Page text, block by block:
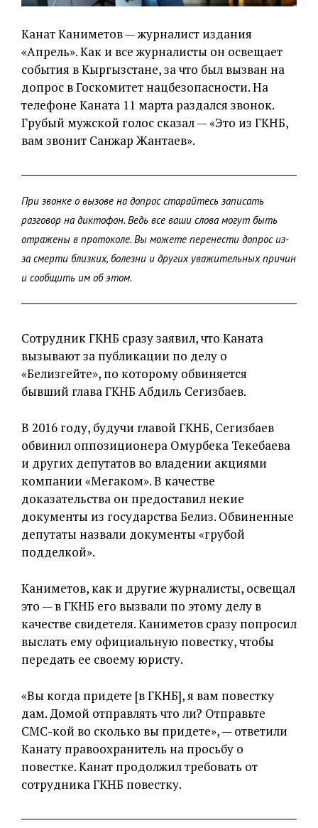
Канат Каниметов — журналист издания
«Апрель». Как и все журналисты он освещает
события в Кыргызстане, за что был вызван на
допрос в Госкомитет нацбезопасности. На
телефоне Каната 11 марта раздался звонок.
Грубый мужской голос сказал — «Это из ГКНБ,
вам звонит Санжар Жантаев».
При звонке о вызове на допрос старайтесь записать
разговор на диктофон. Ведь все ваши слова могут быть
отражены в протоколе. Вы можете перенести допрос из-
за смерти близких, болезни и других уважительных причин
и сообщить им об этом.
Сотрудник ГКНБ сразу заявил, что Каната
вызывают за публикации по делу о
«Белизгейте», по которому обвиняется
бывший глава ГКНБ Абдиль Сегизбаев.
В 2016 году, будучи главой ГКНБ, Сегизбаев
обвинил оппозиционера Омурбека Текебаева
и других депутатов во владении акциями
компании «Мегаком». В качестве
доказательства он предоставил некие
документы из государства Белиз. Обвиненные
депутаты назвали документы «грубой
подделкой».
Каниметов, как и другие журналисты, освещал
это — в ГКНБ его вызвали по этому делу в
качестве свидетеля. Каниметов сразу попросил
выслать ему официальную повестку, чтобы
передать ее своему юристу.
«Вы когда придете [в ГКНБ], я вам повестку
дам. Домой отправлять что ли? Отправьте
СМС-кой во сколько вы придете», — ответили
Канату правоохранитель на просьбу о
повестке. Канат продолжил требовать от
сотрудника ГКНБ повестку.